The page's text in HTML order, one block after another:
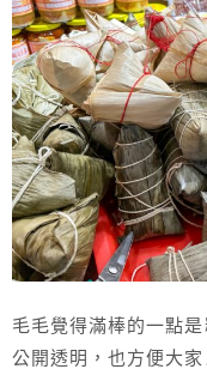
毛毛覺得滿棒的一點
公開透明，也方便大家